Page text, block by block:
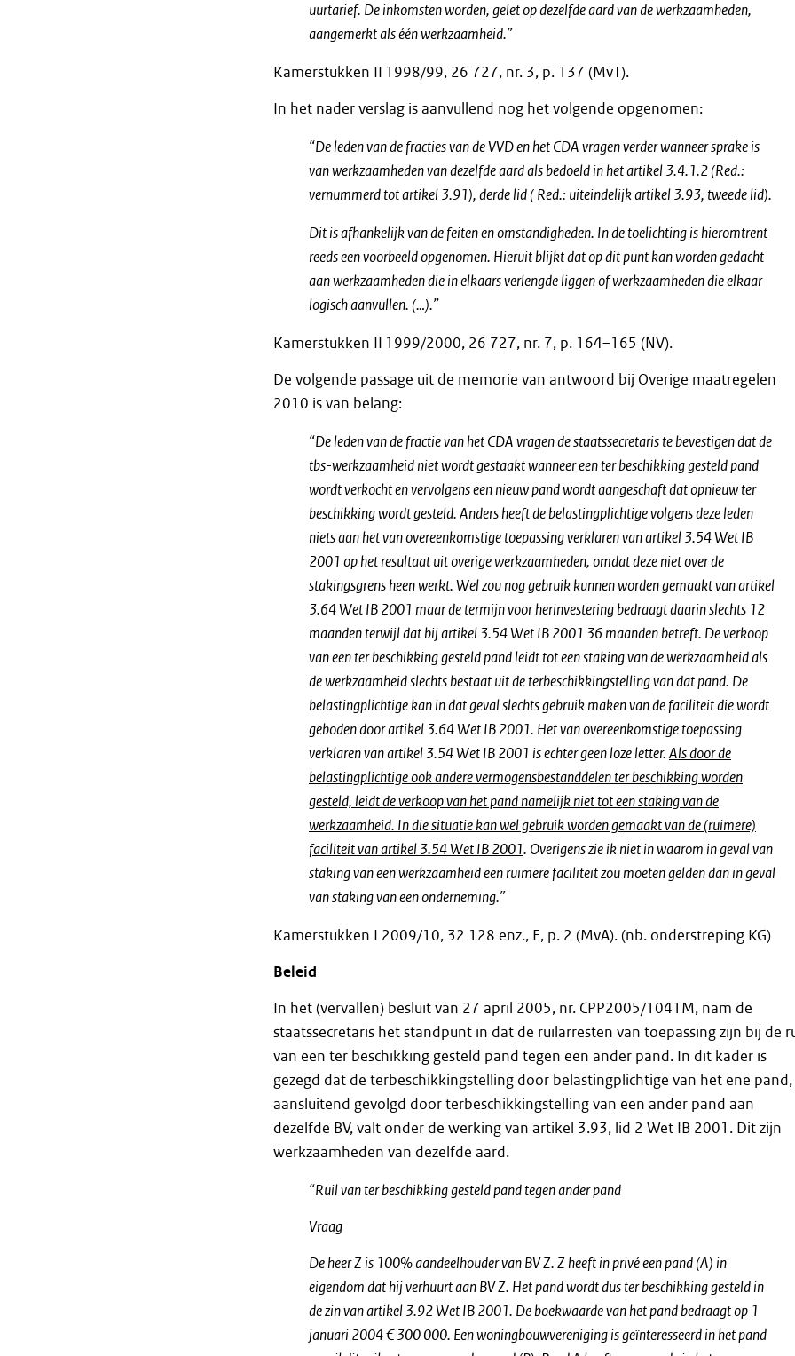
uurtarief. De inkomsten worden, gelet op dezelfde aard van de werkzaamheden,
aangemerkt als één werkzaamheid.”
Kamerstukken II 1998/99, 26 727, nr. 3, p. 137 (MvT).
In het nader verslag is aanvullend nog het volgende opgenomen:
“De leden van de fracties van de VVD en het CDA vragen verder wanneer sprake is
van werkzaamheden van dezelfde aard als bedoeld in het artikel 3.4.1.2 (Red.:
vernummerd tot artikel 3.91), derde lid ( Red.: uiteindelijk artikel 3.93, tweede lid).
Dit is afhankelijk van de feiten en omstandigheden. In de toelichting is hieromtrent
reeds een voorbeeld opgenomen. Hieruit blijkt dat op dit punt kan worden gedacht
aan werkzaamheden die in elkaars verlengde liggen of werkzaamheden die elkaar
logisch aanvullen. (…).”
Kamerstukken II 1999/2000, 26 727, nr. 7, p. 164–165 (NV).
De volgende passage uit de memorie van antwoord bij Overige maatregelen
2010 is van belang:
“De leden van de fractie van het CDA vragen de staatssecretaris te bevestigen dat de
tbs-werkzaamheid niet wordt gestaakt wanneer een ter beschikking gesteld pand
wordt verkocht en vervolgens een nieuw pand wordt aangeschaft dat opnieuw ter
beschikking wordt gesteld. Anders heeft de belastingplichtige volgens deze leden
niets aan het van overeenkomstige toepassing verklaren van artikel 3.54 Wet IB
2001 op het resultaat uit overige werkzaamheden, omdat deze niet over de
stakingsgrens heen werkt. Wel zou nog gebruik kunnen worden gemaakt van artikel
3.64 Wet IB 2001 maar de termijn voor herinvestering bedraagt daarin slechts 12
maanden terwijl dat bij artikel 3.54 Wet IB 2001 36 maanden betreft. De verkoop
van een ter beschikking gesteld pand leidt tot een staking van de werkzaamheid als
de werkzaamheid slechts bestaat uit de terbeschikkingstelling van dat pand. De
belastingplichtige kan in dat geval slechts gebruik maken van de faciliteit die wordt
geboden door artikel 3.64 Wet IB 2001. Het van overeenkomstige toepassing
verklaren van artikel 3.54 Wet IB 2001 is echter geen loze letter.Als door de
belastingplichtige ook andere vermogensbestanddelen ter beschikking worden
gesteld, leidt de verkoop van het pand namelijk niet tot een staking van de
werkzaamheid. In die situatie kan wel gebruik worden gemaakt van de (ruimere)
faciliteit van artikel 3.54 Wet IB 2001. Overigens zie ik niet in waarom in geval van
staking van een werkzaamheid een ruimere faciliteit zou moeten gelden dan in geval
van staking van een onderneming.”
Kamerstukken I 2009/10, 32 128 enz., E, p. 2 (MvA). (nb. onderstreping KG)
Beleid
In het (vervallen) besluit van 27 april 2005, nr. CPP2005/1041M, nam de
staatssecretaris het standpunt in dat de ruilarresten van toepassing zijn bij de
van een ter beschikking gesteld pand tegen een ander pand. In dit kader is
gezegd dat de terbeschikkingstelling door belastingplichtige van het ene pand,
aansluitend gevolgd door terbeschikkingstelling van een ander pand aan
dezelfde BV, valt onder de werking van artikel 3.93, lid 2 Wet IB 2001. Dit zijn
werkzaamheden van dezelfde aard.
“Ruil van ter beschikking gesteld pand tegen ander pand
Vraag
De heer Z is 100% aandeelhouder van BV Z. Z heeft in privé een pand (A) in
eigendom dat hij verhuurt aan BV Z. Het pand wordt dus ter beschikking gesteld in
de zin vanartikel 3.92Wet IB 2001. De boekwaarde van het pand bedraagt op 1
januari 2004 € 300 000. Een woningbouwvereniging is geïnteresseerd in het pand